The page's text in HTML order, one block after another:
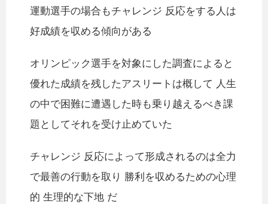
運動選手の場合もチャレンジ 反応をする人は
好成績を収める傾向がある
オリンピック選手を対象にした調査によると
優れた成績を残したアスリートは概して 人生
の中で困難に遭遇した時も乗り越えるべき課
題としてそれを受け止めていた
チャレンジ 反応によって形成されるのは全力
で最善の行動を取り 勝利を収めるための心理
的 生理的な下地 だ